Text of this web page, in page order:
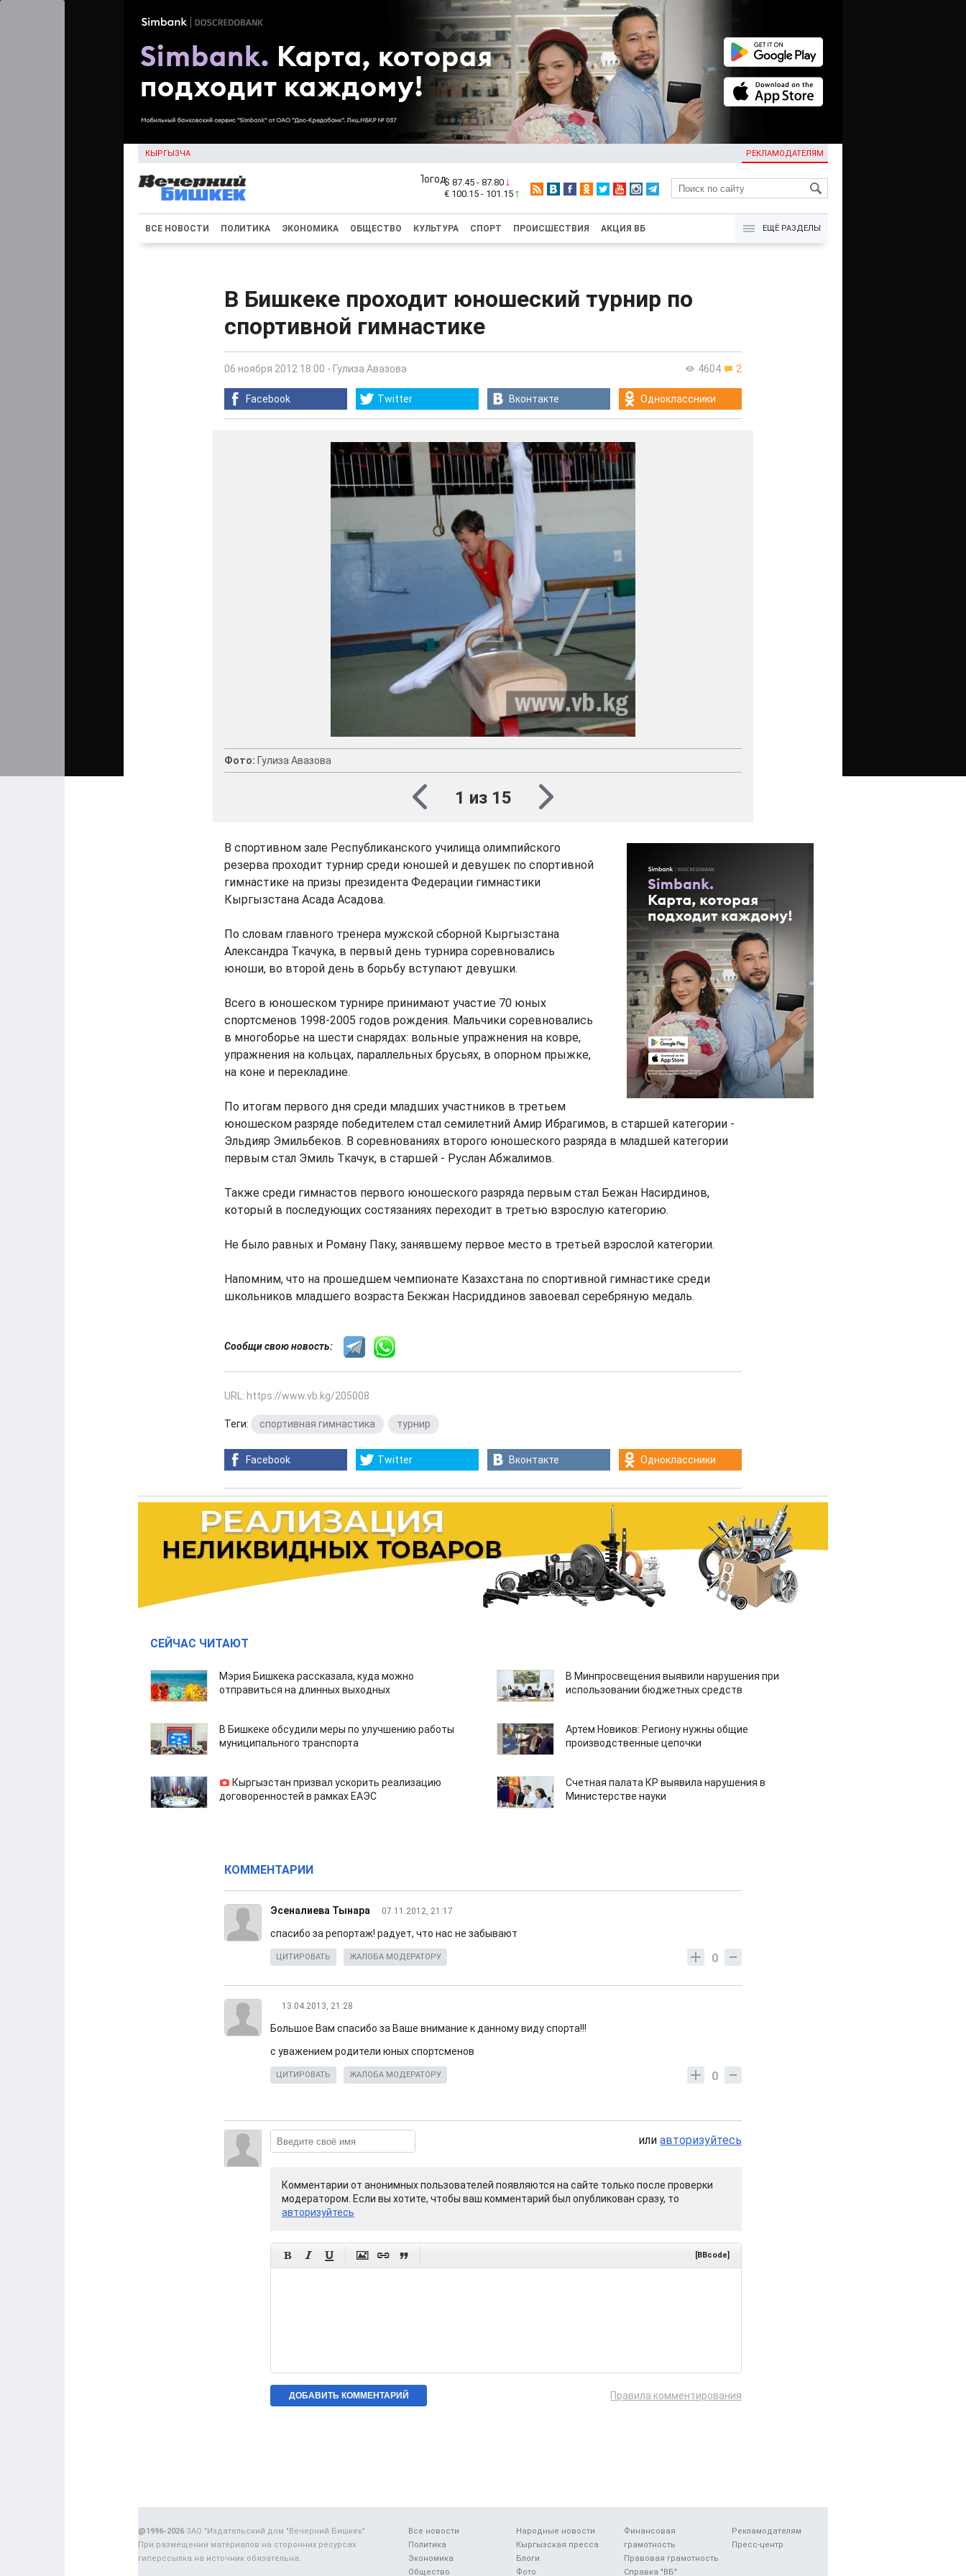
КЫРГЫЗЧА РЕКЛАМОДАТЕЛЯМ
KG
$ 87.45 - 87.80
€ 100.15 - 101.15
ВСЕ НОВОСТИ ПОЛИТИКА ЭКОНОМИКА ОБЩЕСТВО КУЛЬТУРА СПОРТ ПРОИСШЕСТВИЯ АКЦИЯ ВБ ЕЩЁ РАЗДЕЛЫ
В Бишкеке проходит юношеский турнир по
спортивной гимнастике
4604 2
06 ноября 2012 18:00 - Гулиза Авазова
Facebook Twitter Вконтакте Одноклассники
Фото: Гулиза Авазова
1 из 15
В спортивном зале Республиканского училища олимпийского
резерва проходит турнир среди юношей и девушек по спортивной
гимнастике на призы президента Федерации гимнастики
Кыргызстана Асада Асадова.
По словам главного тренера мужской сборной Кыргызстана
Александра Ткачука, в первый день турнира соревновались
юноши, во второй день в борьбу вступают девушки.
Всего в юношеском турнире принимают участие 70 юных
спортсменов 1998-2005 годов рождения. Мальчики соревновались
в многоборье на шести снарядах: вольные упражнения на ковре,
упражнения на кольцах, параллельных брусьях, в опорном прыжке,
на коне и перекладине.
По итогам первого дня среди младших участников в третьем
юношеском разряде победителем стал семилетний Амир Ибрагимов, в старшей категории -
Эльдияр Эмильбеков. В соревнованиях второго юношеского разряда в младшей категории
первым стал Эмиль Ткачук, в старшей - Руслан Абжалимов.
Также среди гимнастов первого юношеского разряда первым стал Бежан Насирдинов,
который в последующих состязаниях переходит в третью взрослую категорию.
Не было равных и Роману Паку, занявшему первое место в третьей взрослой категории.
Напомним, что на прошедшем чемпионате Казахстана по спортивной гимнастике среди
школьников младшего возраста Бекжан Насриддинов завоевал серебряную медаль.
Сообщи свою новость:
URL: https://www.vb.kg/205008
Теги: спортивная гимнастика турнир
Facebook Twitter Вконтакте Одноклассники
СЕЙЧАС ЧИТАЮТ
Мэрия Бишкека рассказала, куда можно
отправиться на длинных выходных
В Минпросвещения выявили нарушения при
использовании бюджетных средств
В Бишкеке обсудили меры по улучшению работы
муниципального транспорта
Артем Новиков: Региону нужны общие
производственные цепочки
Кыргызстан призвал ускорить реализацию
договоренностей в рамках ЕАЭС
Счетная палата КР выявила нарушения в
Министерстве науки
КОММЕНТАРИИ
Эсеналиева Тынара 07.11.2012, 21:17
спасибо за репортаж! радует, что нас не забывают
0
ЦИТИРОВАТЬ ЖАЛОБА МОДЕРАТОРУ
13.04.2013, 21:28
Большое Вам спасибо за Ваше внимание к данному виду спорта!!!
с уважением родители юных спортсменов
0
ЦИТИРОВАТЬ ЖАЛОБА МОДЕРАТОРУ
или авторизуйтесь
Комментарии от анонимных пользователей появляются на сайте только после проверки
модератором. Если вы хотите, чтобы ваш комментарий был опубликован сразу, то
авторизуйтесь
      [BBcode]
Правила комментирования
Все новости
Политика
Экономика
Общество
Народные новости
Кыргызская пресса
Блоги
Фото
Финансовая
грамотность
Правовая грамотность
Справка "ВБ"
Рекламодателям
Пресс-центр
@1996-2026ЗАО "Издательский дом "Вечерний Бишкек"
При размещении материалов на сторонних ресурсах
гиперссылка на источник обязательна.